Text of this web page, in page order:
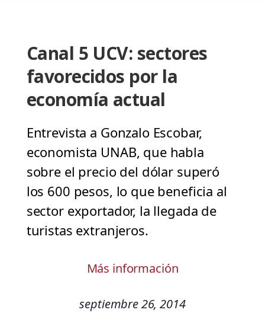
Canal 5 UCV: sectores
favorecidos por la
economía actual
Entrevista a Gonzalo Escobar,
economista UNAB, que habla
sobre el precio del dólar superó
los 600 pesos, lo que beneficia al
sector exportador, la llegada de
turistas extranjeros.
Más información
septiembre 26, 2014